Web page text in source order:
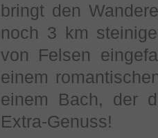
bringt den
noch 3 km
von Felsen
einem
einem Bach, der
Extra-Genuss!